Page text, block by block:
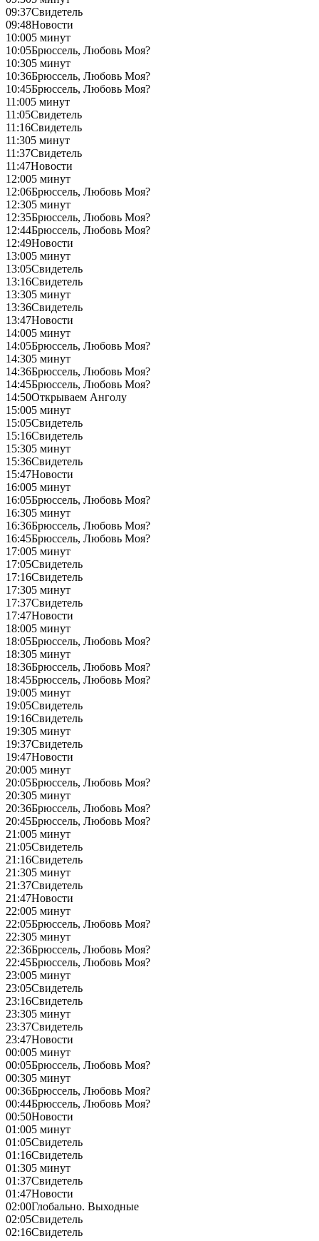
09:37Свидетель
09:48Новости
10:005 минут
10:05Брюссель, Любовь Моя?
10:305 минут
10:36Брюссель, Любовь Моя?
10:45Брюссель, Любовь Моя?
11:005 минут
11:05Свидетель
11:16Свидетель
11:305 минут
11:37Свидетель
11:47Новости
12:005 минут
12:06Брюссель, Любовь Моя?
12:305 минут
12:35Брюссель, Любовь Моя?
12:44Брюссель, Любовь Моя?
12:49Новости
13:005 минут
13:05Свидетель
13:16Свидетель
13:305 минут
13:36Свидетель
13:47Новости
14:005 минут
14:05Брюссель, Любовь Моя?
14:305 минут
14:36Брюссель, Любовь Моя?
14:45Брюссель, Любовь Моя?
14:50Открываем Анголу
15:005 минут
15:05Свидетель
15:16Свидетель
15:305 минут
15:36Свидетель
15:47Новости
16:005 минут
16:05Брюссель, Любовь Моя?
16:305 минут
16:36Брюссель, Любовь Моя?
16:45Брюссель, Любовь Моя?
17:005 минут
17:05Свидетель
17:16Свидетель
17:305 минут
17:37Свидетель
17:47Новости
18:005 минут
18:05Брюссель, Любовь Моя?
18:305 минут
18:36Брюссель, Любовь Моя?
18:45Брюссель, Любовь Моя?
19:005 минут
19:05Свидетель
19:16Свидетель
19:305 минут
19:37Свидетель
19:47Новости
20:005 минут
20:05Брюссель, Любовь Моя?
20:305 минут
20:36Брюссель, Любовь Моя?
20:45Брюссель, Любовь Моя?
21:005 минут
21:05Свидетель
21:16Свидетель
21:305 минут
21:37Свидетель
21:47Новости
22:005 минут
22:05Брюссель, Любовь Моя?
22:305 минут
22:36Брюссель, Любовь Моя?
22:45Брюссель, Любовь Моя?
23:005 минут
23:05Свидетель
23:16Свидетель
23:305 минут
23:37Свидетель
23:47Новости
00:005 минут
00:05Брюссель, Любовь Моя?
00:305 минут
00:36Брюссель, Любовь Моя?
00:44Брюссель, Любовь Моя?
00:50Новости
01:005 минут
01:05Свидетель
01:16Свидетель
01:305 минут
01:37Свидетель
01:47Новости
02:00Глобально. Выходные
02:05Свидетель
02:16Свидетель